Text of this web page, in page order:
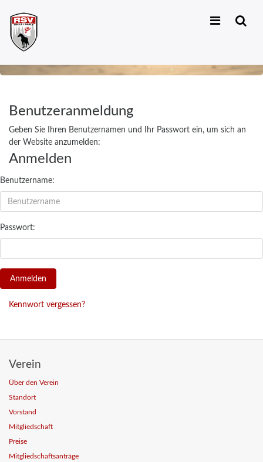
Zum
Benutzeranmeldung
Geben Sie Ihren Benutzernamen und Ihr Passwort ein, um sich an
der Website anzumelden:
Anmelden
Benutzername:
Passwort:
Kennwort vergessen?
Verein
Über den Verein
Standort
Vorstand
Mitgliedschaft
Preise
Mitgliedschaftsanträge